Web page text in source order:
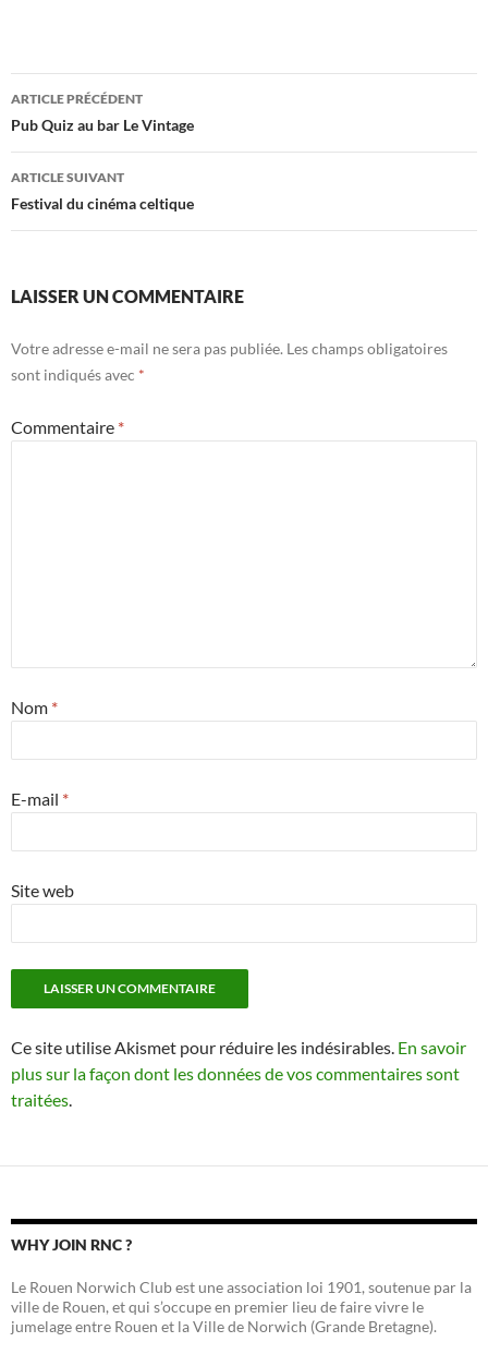
Navigation
des
articles
ARTICLE PRÉCÉDENT
Pub Quiz au bar Le Vintage
ARTICLE SUIVANT
Festival du cinéma celtique
LAISSER UN COMMENTAIRE
Votre adresse e-mail ne sera pas publiée. Les champs obligatoires
sont indiqués avec *
Commentaire *
Nom *
E-mail *
Site web
Ce site utilise Akismet pour réduire les indésirables. En savoir
plus sur la façon dont les données de vos commentaires sont
traitées.
WHY JOIN RNC ?
Le Rouen Norwich Club est une association loi 1901, soutenue par la
ville de Rouen, et qui s’occupe en premier lieu de faire vivre le
jumelage entre Rouen et la Ville de Norwich (Grande Bretagne).